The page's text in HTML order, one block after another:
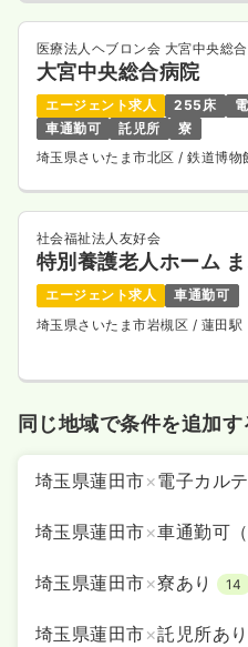
医療法人ヘブロン会 大宮中央総
大宮中央総合病院
エージェント求人 255床
車通勤可
託児所
寮
埼玉県さいたま市北区/ 鉄道博物
社会福祉法人友好会
特別養護老人ホーム
エージェント求人
車通勤可
埼玉県さいたま市岩槻区 / 蓮田駅
同じ地域で条件を追加す
埼玉県蓮田市×電子カル
埼玉県蓮田市×車通勤可
埼玉県蓮田市×寮あり 14
埼玉県蓮田市×託児所あり